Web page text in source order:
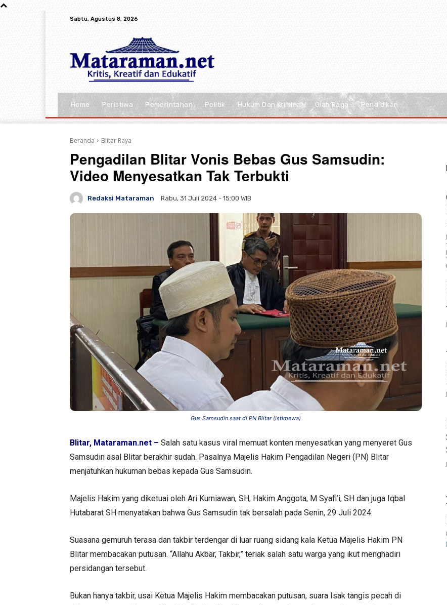
Sabtu, Agustus 8, 2026
Home Peristiwa Pemerintahan Politik Hukum Dan Kriminal Olah Raga Pendidikan
Beranda Blitar Raya
Pengadilan Blitar Vonis Bebas Gus Samsudin:
Video Menyesatkan Tak Terbukti
Redaksi Mataraman Rabu, 31 Juli 2024 - 15:00 WIB
Gus Samsudin saat di PN Blitar (Istimewa)
Blitar, Mataraman.net – Salah satu kasus viral memuat konten menyesatkan yang menyeret Gus
Samsudin asal Blitar berakhir sudah. Pasalnya Majelis Hakim Pengadilan Negeri (PN) Blitar
menjatuhkan hukuman bebas kepada Gus Samsudin.
Majelis Hakim yang diketuai oleh Ari Kurniawan, SH, Hakim Anggota, M Syafi’i, SH dan juga Iqbal
Hutabarat SH menyatakan bahwa Gus Samsudin tak bersalah pada Senin, 29 Juli 2024.
Suasana gemuruh terasa dan takbir terdengar di luar ruang sidang kala Ketua Majelis Hakim PN
Blitar membacakan putusan. “Allahu Akbar, Takbir,” teriak salah satu warga yang ikut menghadiri
persidangan tersebut.
Bukan hanya takbir, usai Ketua Majelis Hakim membacakan putusan, suara Isak tangis pecah di